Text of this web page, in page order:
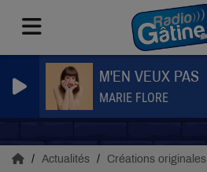
M'EN VEUX PAS
MARIE FLORE
Actualités Créations originales